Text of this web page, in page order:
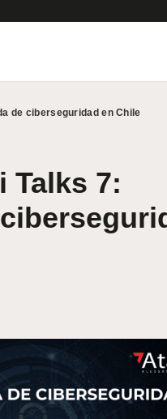
de ciberseguridad en Chile
Talks 7: